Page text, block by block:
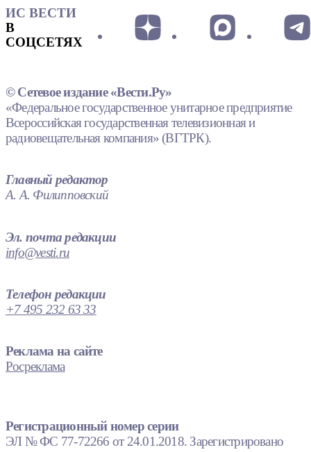
ИС ВЕСТИ
В
СОЦСЕТЯХ
© Сетевое издание «Вести.Ру»
«Федеральное государственное унитарное предприятие
Всероссийская государственная телевизионная и
радиовещательная компания» (ВГТРК).
Главный редактор
А. А. Филипповский
Эл. почта редакции
info@vesti.ru
Телефон редакции
+7 495 232 63 33
Реклама на сайте
Росреклама
Регистрационный номер серии
ЭЛ № ФС 77-72266 от 24.01.2018. Зарегистрировано